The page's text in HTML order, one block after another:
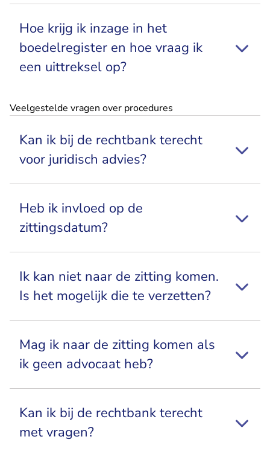
Hoe krijg ik inzage in het
boedelregister en hoe vraag ik
een uittreksel op?
Veelgestelde vragen over procedures
Kan ik bij de rechtbank terecht
voor juridisch advies?
Heb ik invloed op de
zittingsdatum?
Ik kan niet naar de zitting komen.
Is het mogelijk die te verzetten?
Mag ik naar de zitting komen als
ik geen advocaat heb?
Kan ik bij de rechtbank terecht
met vragen?